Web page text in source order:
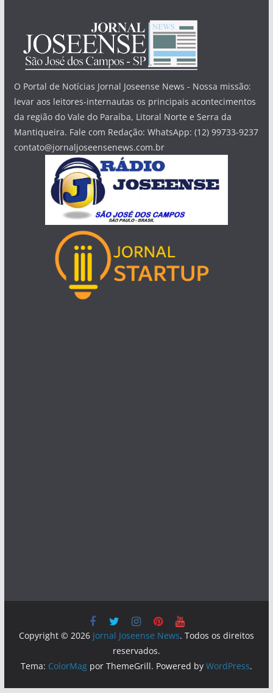
O Portal de Notícias Jornal Joseense News - Nossa missão:
levar aos leitores-internautas os principais acontecimentos
da região do Vale do Paraíba, Litoral Norte e Serra da
Mantiqueira. Fale com Redação: WhatsApp: (12) 99733-9237
contato@jornaljoseensenews.com.br
Copyright © 2026 Jornal Joseense News. Todos os direitos
reservados.
Tema: ColorMagpor ThemeGrill. Powered by WordPress.